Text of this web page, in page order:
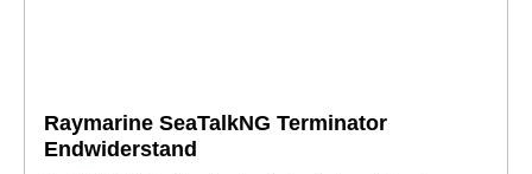
Raymarine SeaTalkNG Terminator
Endwiderstand